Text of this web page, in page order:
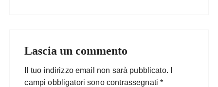
Lascia un commento
Il tuo indirizzo email non sarà pubblicato.
campi obbligatori sono contrassegnati*